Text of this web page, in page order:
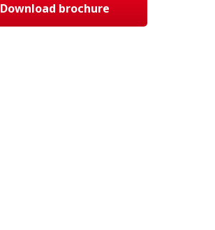
Download brochure